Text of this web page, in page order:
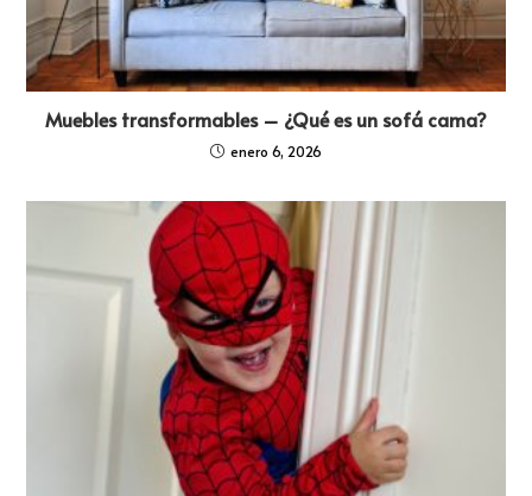
Muebles transformables – ¿Qué es un sofá cama?
enero 6, 2026